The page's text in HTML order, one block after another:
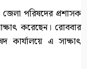
জেলা পরিষদের প্রশাসক
করেছেন। রোববার
কার্যালয়ে এ সাক্ষাৎ